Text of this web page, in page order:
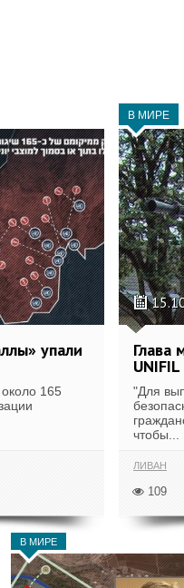
упали
165
В МИРЕ
Глава
"Для
чтобы...
ЛИВАН
109
В МИРЕ